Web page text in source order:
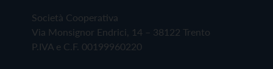
Società Cooperativa
Via Monsignor Endrici, 14 – 38122 Trento
P.IVA e C.F. 00199960220